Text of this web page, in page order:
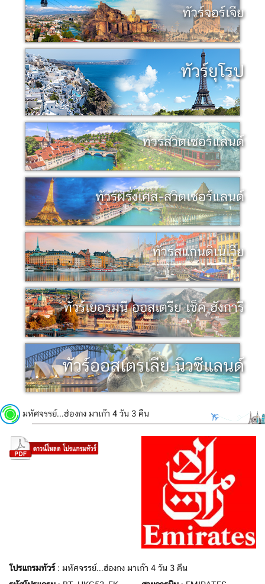
ทัวร์จอร์เจีย
ทัวร์ยุโรป
ทัวร์สวิตเซอร์แลนด์
ทัวร์ฝรั่งเศส-สวิตเซอร์แลนด์
ทัวร์สแกนดิเนเวีย
ทัวร์เยอรมนี ออสเตรีย เช็ค ฮังการี
ทัวร์ออสเตรเลีย นิวซีแลนด์
มหัศจรรย์...ฮ่องกง มาเก๊า 4 วัน 3 คืน
โปรแกรมทัวร์: มหัศจรรย์...ฮ่องกง มาเก๊า 4 วัน 3 คืน